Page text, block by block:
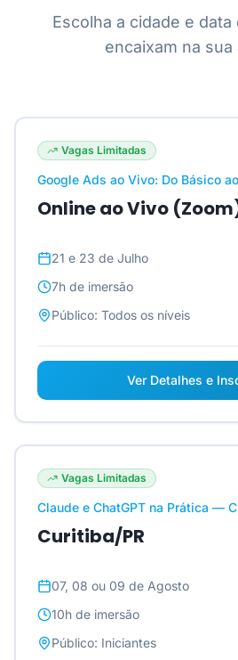
Escolha a cidade e
encaixam na sua
Vagas Limitadas
Google Ads ao Vivo: Do Básico
Online ao Vivo
21 e 23 de Julho
7h de imersão
Público: Todos os níveis
Ver Detalhes e
Vagas Limitadas
Claude e ChatGPT na Prática —
Curitiba/PR
07, 08 ou 09 de Agosto
10h de imersão
Público: Iniciantes